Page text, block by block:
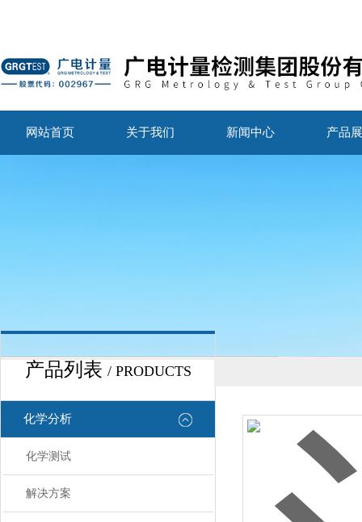
网站首页 关于我们 新闻中心 产品
产品列表 / PRODUCTS
化学分析
化学测试
解决方案